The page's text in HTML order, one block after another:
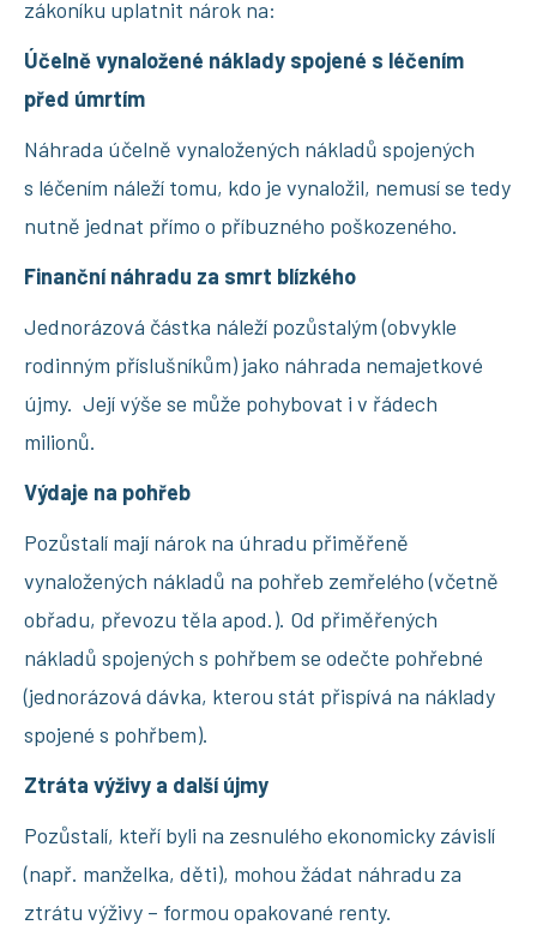
zákoníku uplatnit nárok na:
Účelně vynaložené náklady spojené s léčením
před úmrtím
Náhrada účelně vynaložených nákladů spojených
s léčením náleží tomu, kdo je vynaložil, nemusí se tedy
nutně jednat přímo o příbuzného poškozeného.
Finanční náhradu za smrt blízkého
Jednorázová částka náleží pozůstalým (obvykle
rodinným příslušníkům) jako náhrada nemajetkové
újmy. Její výše se může pohybovat i v řádech
milionů.
Výdaje na pohřeb
Pozůstalí mají nárok na úhradu přiměřeně
vynaložených nákladů na pohřeb zemřelého (včetně
obřadu, převozu těla apod.). Od přiměřených
nákladů spojených s pohřbem se odečte pohřebné
(jednorázová dávka, kterou stát přispívá na náklady
spojené s pohřbem).
Ztráta výživy a další újmy
Pozůstalí, kteří byli na zesnulého ekonomicky závislí
(např. manželka, děti), mohou žádat náhradu za
ztrátu výživy – formou opakované renty.